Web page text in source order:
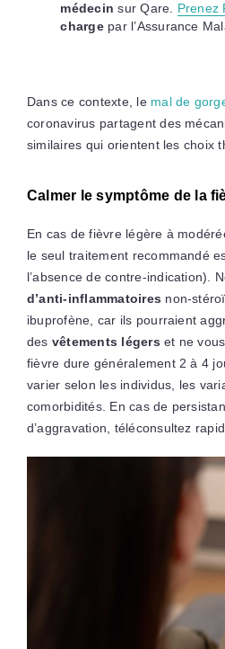
médecin sur Qare. Prenez
charge par l’Assurance
Dans ce contexte, le mal de
coronavirus partagent des
similaires qui orientent les choix
Calmer le symptôme de la
En cas de fièvre légère à
le seul traitement recommandé
l’absence de contre-indication).
d’anti-inflammatoires non-
ibuprofène, car ils pourraient
des vêtements légers et ne
fièvre dure généralement 2 à 4
varier selon les individus, les
comorbidités. En cas de
d’aggravation, téléconsultez